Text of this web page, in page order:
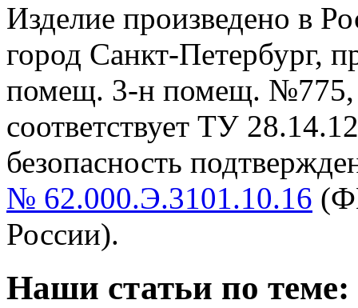
Изделие произведено в
город Санкт-Петербург,
помещ. 3-н помещ. №775,
cоответствует ТУ
безопасность
№ 62.000.Э.3101.10.16
России).
Наши статьи по теме: